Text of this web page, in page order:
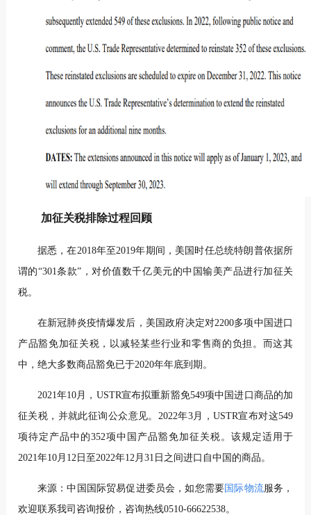
加征关税排除过程回顾
据悉，在2018年至2019年期间，美国时任总统特朗普依据所
谓的“301条款”，对价值数千亿美元的中国输美产品进行加征关
税。
在新冠肺炎疫情爆发后，美国政府决定对2200多项中国进口
产品豁免加征关税，以减轻某些行业和零售商的负担。而这其
中，绝大多数商品豁免已于2020年年底到期。
2021年10月，USTR宣布拟重新豁免549项中国进口商品的加
征关税，并就此征询公众意见。2022年3月，USTR宣布对这549
项待定产品中的352项中国产品豁免加征关税。该规定适用于
2021年10月12日至2022年12月31日之间进口自中国的商品。
来源：中国国际贸易促进委员会，如您需要国际物流服务，
欢迎联系我司咨询报价，咨询热线0510-66622538。